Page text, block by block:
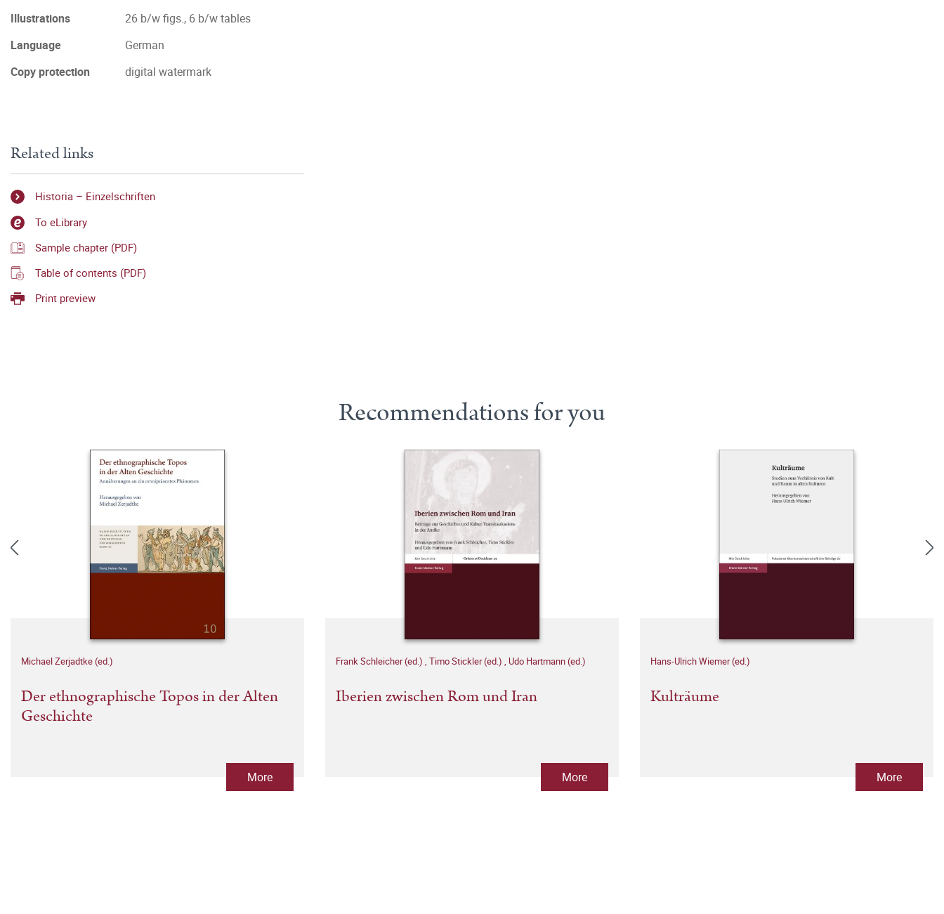
Illustrations
26 b/w figs., 6 b/w tables
Language
German
Copy protection
digital watermark
Related links
Historia – Einzelschriften
To eLibrary
Sample chapter (PDF)
Table of contents (PDF)
Print preview
Recommendations for you
Michael Zerjadtke (ed.)
Der ethnographische Topos in der Alten
Geschichte
More
Frank Schleicher (ed.) , Timo Stickler (ed.) , Udo Hartmann (ed.)
Iberien zwischen Rom und Iran
More
Hans-Ulrich Wiemer (ed.)
Kulträume
More